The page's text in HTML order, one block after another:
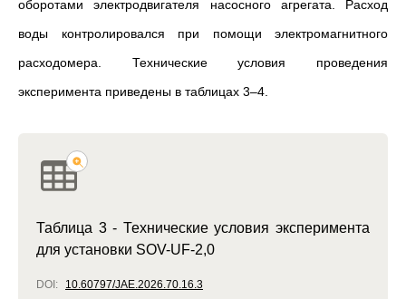
оборотами электродвигателя насосного агрегата. Расход
воды контролировался при помощи электромагнитного
расходомера. Технические условия проведения
эксперимента приведены в таблицах 3–4.
Таблица 3 - Технические условия эксперимента
для установки SOV-UF-2,0
DOI: 10.60797/JAE.2026.70.16.3